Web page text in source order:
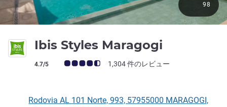
Ibis Styles Maragogi
お客さまの声 (確認済みレビュー アコーホテルズ)
4.7/5 1,304 件のレビュー
98
Rodovia AL 101 Norte, 993, 57955000 MARAGOGI,